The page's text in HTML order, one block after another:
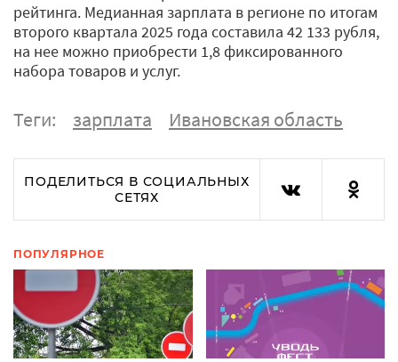
рейтинга. Медианная зарплата в регионе по итогам
второго квартала 2025 года составила 42 133 рубля,
на нее можно приобрести 1,8 фиксированного
набора товаров и услуг.
Теги: зарплата Ивановская область
ПОДЕЛИТЬСЯ В СОЦИАЛЬНЫХ
СЕТЯХ
ПОПУЛЯРНОЕ